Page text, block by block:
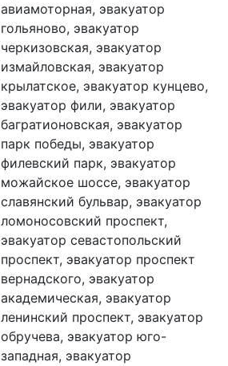
авиамоторная, эвакуатор
гольяново, эвакуатор
черкизовская, эвакуатор
измайловская, эвакуатор
крылатское, эвакуатор кунцево,
эвакуатор фили, эвакуатор
багратионовская, эвакуатор
парк победы, эвакуатор
филевский парк, эвакуатор
можайское шоссе, эвакуатор
славянский бульвар, эвакуатор
ломоносовский проспект,
эвакуатор севастопольский
проспект, эвакуатор проспект
вернадского, эвакуатор
академическая, эвакуатор
ленинский проспект, эвакуатор
обручева, эвакуатор юго-
западная, эвакуатор